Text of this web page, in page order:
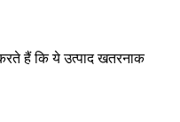
हैं कि ये उत्पाद खतरनाक